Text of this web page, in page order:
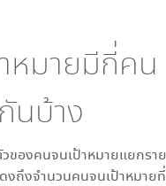
หมายมีกี่คน
นบ้าง
ของคนจนเป้าหมายแยกราย
ถึงจำนวนคนจนเป้าหมาย